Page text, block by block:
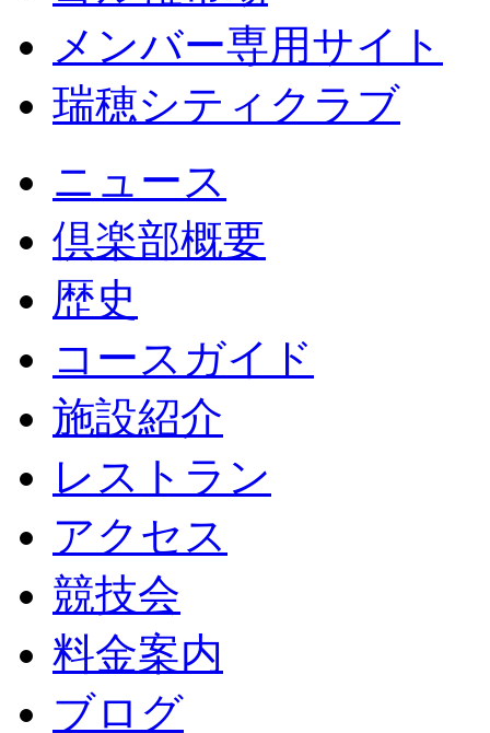
メンバー専用サイト
瑞穂シティクラブ
ニュース
倶楽部概要
歴史
コースガイド
施設紹介
レストラン
アクセス
競技会
料金案内
ブログ